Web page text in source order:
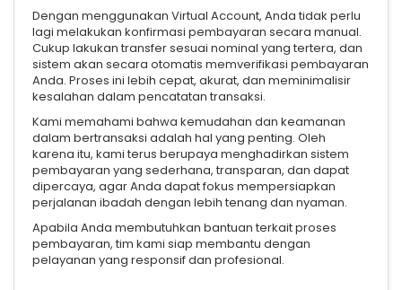
Dengan menggunakan Virtual Account, Anda tidak perlu
lagi melakukan konfirmasi pembayaran secara manual.
Cukup lakukan transfer sesuai nominal yang tertera, dan
sistem akan secara otomatis memverifikasi pembayaran
Anda. Proses ini lebih cepat, akurat, dan meminimalisir
kesalahan dalam pencatatan transaksi.
Kami memahami bahwa kemudahan dan keamanan
dalam bertransaksi adalah hal yang penting. Oleh
karena itu, kami terus berupaya menghadirkan sistem
pembayaran yang sederhana, transparan, dan dapat
dipercaya, agar Anda dapat fokus mempersiapkan
perjalanan ibadah dengan lebih tenang dan nyaman.
Apabila Anda membutuhkan bantuan terkait proses
pembayaran, tim kami siap membantu dengan
pelayanan yang responsif dan profesional.